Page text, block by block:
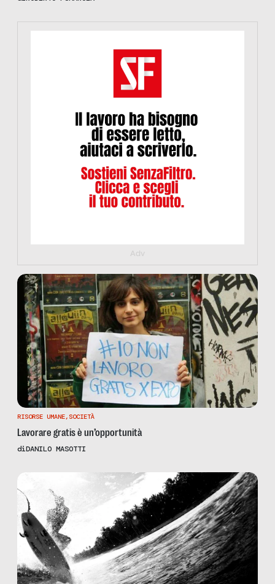
Adv
RISORSE UMANE, SOCIETÀ
Lavorare gratis è un’opportunità
diDANILO MASOTTI